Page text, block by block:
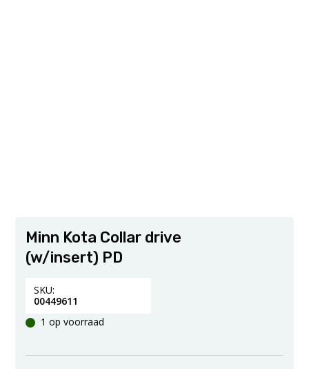
Minn Kota Collar drive
(w/insert) PD
SKU:
00449611
1 op voorraad